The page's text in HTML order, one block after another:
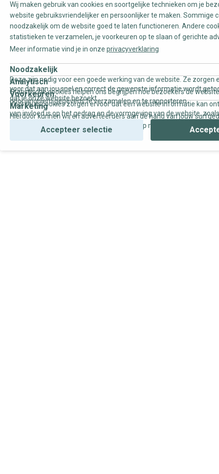
Wij maken gebruik van cookies en soortgelijke technieken om je
website gebruiksvriendelijker en persoonlijker te maken. Sommige
noodzakelijk om de website goed te laten functioneren. Andere
statistieken te verzamelen, je voorkeuren op te slaan of gerichte
Meer informatie vind je in onze privacyverklaring
Noodzakelijk
Deze zijn nodig voor een goede werking van de website. Ze zorgen
voor dat aan jou snel en correct de gewenste informatie wordt
dat je onze website bezoekt.
Analytisch
Statistische cookies helpen ons begrijpen hoe bezoekers de
door anoniem gegevens te verzamelen en te rapporteren.
Voorkeuren
Voorkeurscookies zorgen ervoor dat een website informatie kan
van invloed is op het gedrag en de vormgeving van de website,
Marketing
Hierdoor kunnen wij en adverteerders aan de hand van jouw
gepersonaliseerde online advertenties en op maat gemaakte
Accepteer selectie